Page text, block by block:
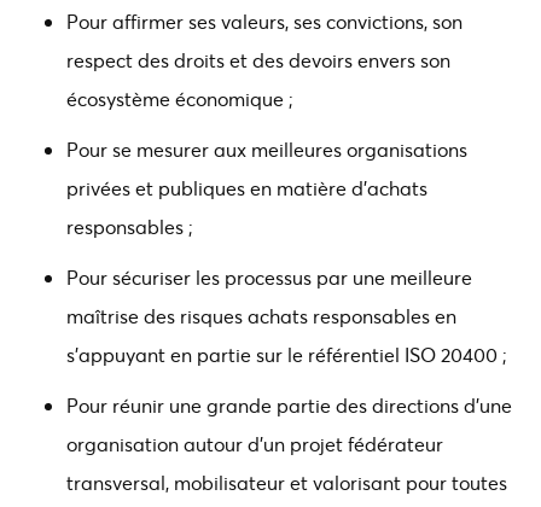
Pour affirmer ses valeurs, ses convictions, son
respect des droits et des devoirs envers son
écosystème économique ;
Pour se mesurer aux meilleures organisations
privées et publiques en matière d'achats
responsables ;
Pour sécuriser les processus par une meilleure
maîtrise des risques achats responsables en
s'appuyant en partie sur le référentiel ISO 20400 ;
Pour réunir une grande partie des directions d'une
organisation autour d'un projet fédérateur
transversal, mobilisateur et valorisant pour toutes